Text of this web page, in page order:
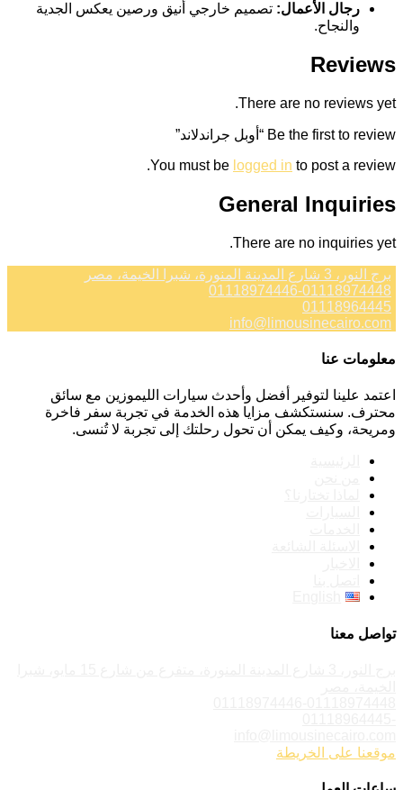
رجال الأعمال: تصميم خارجي أنيق ورصين يعكس الجدية
والنجاح.
Reviews
There are no reviews yet.
Be the first to review “أوبل جراندلاند”
You must be logged in to post a review.
General Inquiries
There are no inquiries yet.
برج النور، 3 شارع المدينة المنورة، شبرا الخيمة، مصر
01118974446-01118974448
01118964445
info@limousinecairo.com
معلومات عنا
اعتمد علينا لتوفير أفضل وأحدث سيارات الليموزين مع سائق
محترف. سنستكشف مزايا هذه الخدمة في تجربة سفر فاخرة
ومريحة، وكيف يمكن أن تحول رحلتك إلى تجربة لا تُنسى.
تواصل معنا
موقعنا على الخريطة